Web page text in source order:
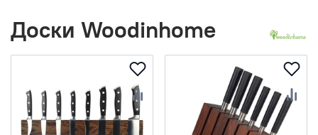
Доски Woodinhome